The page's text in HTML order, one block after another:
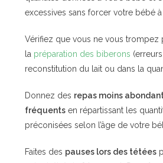
excessives sans forcer votre bébé
Vérifiez que vous ne vous trompez
la préparation des biberons
reconstitution du lait ou dans la
Donnez des repas moins
fréquents en répartissant les
préconisées selon l’âge de votre
Faites des pauses lors des tétées